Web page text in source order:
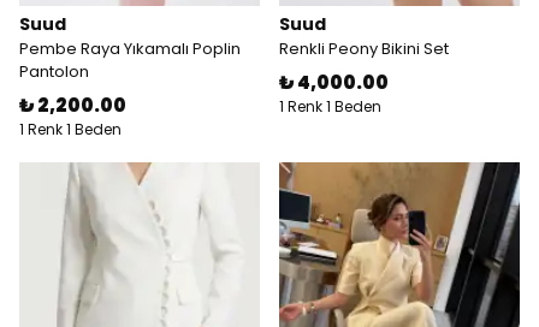
Suud
Pembe Raya Yıkamalı Poplin
Pantolon
₺ 2,200.00
1 Renk 1 Beden
Suud
Renkli Peony Bikini Set
₺ 4,000.00
1 Renk 1 Beden